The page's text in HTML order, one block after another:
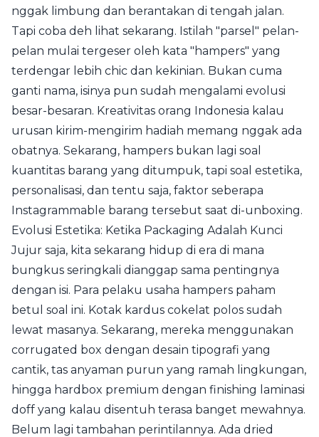
nggak limbung dan berantakan di tengah jalan.
Tapi coba deh lihat sekarang. Istilah "parsel" pelan-
pelan mulai tergeser oleh kata "hampers" yang
terdengar lebih chic dan kekinian. Bukan cuma
ganti nama, isinya pun sudah mengalami evolusi
besar-besaran. Kreativitas orang Indonesia kalau
urusan kirim-mengirim hadiah memang nggak ada
obatnya. Sekarang, hampers bukan lagi soal
kuantitas barang yang ditumpuk, tapi soal estetika,
personalisasi, dan tentu saja, faktor seberapa
Instagrammable barang tersebut saat di-unboxing.
Evolusi Estetika: Ketika Packaging Adalah Kunci
Jujur saja, kita sekarang hidup di era di mana
bungkus seringkali dianggap sama pentingnya
dengan isi. Para pelaku usaha hampers paham
betul soal ini. Kotak kardus cokelat polos sudah
lewat masanya. Sekarang, mereka menggunakan
corrugated box dengan desain tipografi yang
cantik, tas anyaman purun yang ramah lingkungan,
hingga hardbox premium dengan finishing laminasi
doff yang kalau disentuh terasa banget mewahnya.
Belum lagi tambahan perintilannya. Ada dried